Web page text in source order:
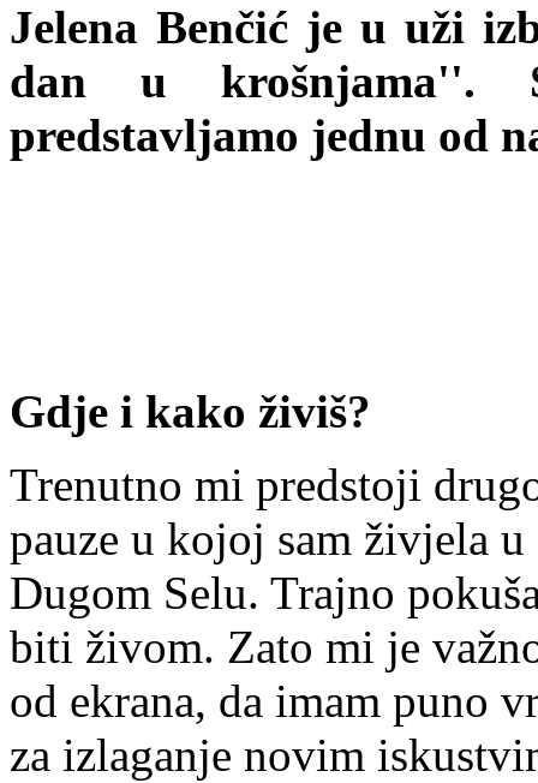
Jelena Benčić je u uži
dan u krošnjama''.
predstavljamo jednu od
Gdje i kako živiš?
Trenutno mi predstoji
pauze u kojoj sam živjela
Dugom Selu. Trajno
biti živom. Zato mi je
od ekrana, da imam puno
za izlaganje novim